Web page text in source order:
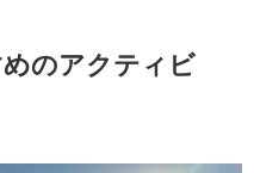
のアクティビ